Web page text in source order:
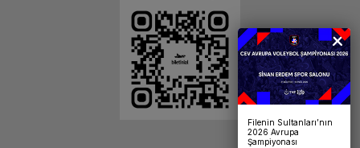
Filenin Sultanları’nın
2026 Avrupa
Şampiyonası